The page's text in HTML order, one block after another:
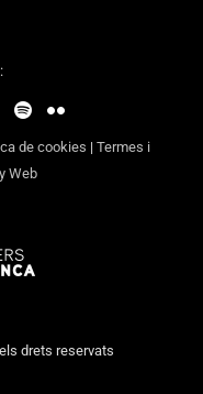
de cookies | Termes i
Web
drets reservats